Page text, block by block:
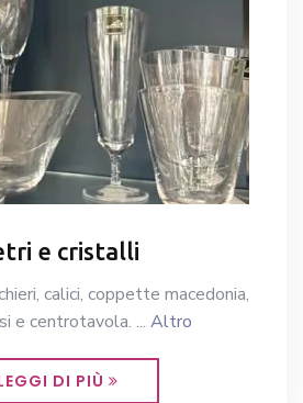
e cristalli
calici, coppette macedonia,
e centrotavola. ... Altro
DI PIÙ